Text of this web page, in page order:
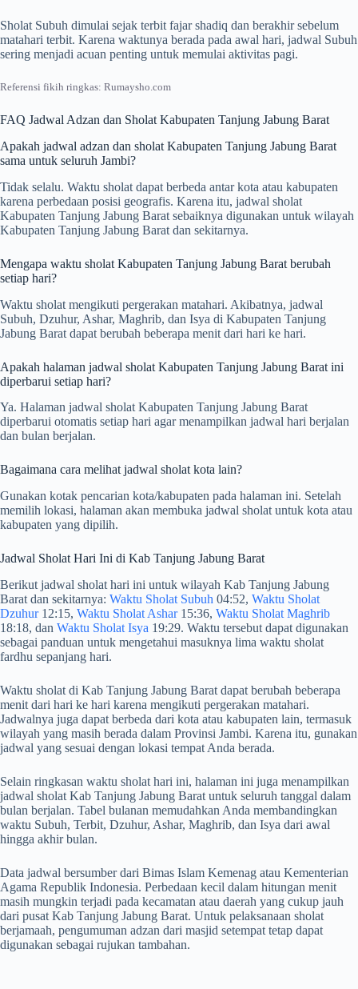
Sholat Subuh dimulai sejak terbit fajar shadiq dan berakhir sebelum
matahari terbit. Karena waktunya berada pada awal hari, jadwal Subuh
sering menjadi acuan penting untuk memulai aktivitas pagi.
Referensi fikih ringkas: Rumaysho.com
FAQ Jadwal Adzan dan Sholat Kabupaten Tanjung Jabung Barat
Apakah jadwal adzan dan sholat Kabupaten Tanjung Jabung Barat
sama untuk seluruh Jambi?
Tidak selalu. Waktu sholat dapat berbeda antar kota atau kabupaten
karena perbedaan posisi geografis. Karena itu, jadwal sholat
Kabupaten Tanjung Jabung Barat sebaiknya digunakan untuk wilayah
Kabupaten Tanjung Jabung Barat dan sekitarnya.
Mengapa waktu sholat Kabupaten Tanjung Jabung Barat berubah
setiap hari?
Waktu sholat mengikuti pergerakan matahari. Akibatnya, jadwal
Subuh, Dzuhur, Ashar, Maghrib, dan Isya di Kabupaten Tanjung
Jabung Barat dapat berubah beberapa menit dari hari ke hari.
Apakah halaman jadwal sholat Kabupaten Tanjung Jabung Barat ini
diperbarui setiap hari?
Ya. Halaman jadwal sholat Kabupaten Tanjung Jabung Barat
diperbarui otomatis setiap hari agar menampilkan jadwal hari berjalan
dan bulan berjalan.
Bagaimana cara melihat jadwal sholat kota lain?
Gunakan kotak pencarian kota/kabupaten pada halaman ini. Setelah
memilih lokasi, halaman akan membuka jadwal sholat untuk kota atau
kabupaten yang dipilih.
Jadwal Sholat Hari Ini di Kab Tanjung Jabung Barat
Berikut jadwal sholat hari ini untuk wilayah Kab Tanjung Jabung
Barat dan sekitarnya: Waktu Sholat Subuh 04:52, Waktu Sholat
Dzuhur12:15, Waktu Sholat Ashar15:36, Waktu Sholat Maghrib
18:18, dan Waktu Sholat Isya 19:29. Waktu tersebut dapat digunakan
sebagai panduan untuk mengetahui masuknya lima waktu sholat
fardhu sepanjang hari.
Waktu sholat di Kab Tanjung Jabung Barat dapat berubah beberapa
menit dari hari ke hari karena mengikuti pergerakan matahari.
Jadwalnya juga dapat berbeda dari kota atau kabupaten lain, termasuk
wilayah yang masih berada dalam Provinsi Jambi. Karena itu, gunakan
jadwal yang sesuai dengan lokasi tempat Anda berada.
Selain ringkasan waktu sholat hari ini, halaman ini juga menampilkan
jadwal sholat Kab Tanjung Jabung Barat untuk seluruh tanggal dalam
bulan berjalan. Tabel bulanan memudahkan Anda membandingkan
waktu Subuh, Terbit, Dzuhur, Ashar, Maghrib, dan Isya dari awal
hingga akhir bulan.
Data jadwal bersumber dari Bimas Islam Kemenag atau Kementerian
Agama Republik Indonesia. Perbedaan kecil dalam hitungan menit
masih mungkin terjadi pada kecamatan atau daerah yang cukup jauh
dari pusat Kab Tanjung Jabung Barat. Untuk pelaksanaan sholat
berjamaah, pengumuman adzan dari masjid setempat tetap dapat
digunakan sebagai rujukan tambahan.